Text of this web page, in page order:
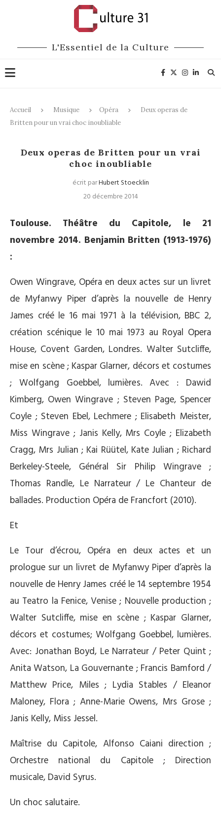
L'Essentiel de la Culture
Accueil Musique Opéra
Deux operas de
Britten pour un vrai choc inoubliable
Deux operas de Britten pour un vrai
choc inoubliable
écrit parHubert Stoecklin
20 décembre 2014
Toulouse. Théâtre du Capitole, le 21
novembre 2014. Benjamin Britten (1913-1976)
:
Owen Wingrave, Opéra en deux actes sur un livret
de Myfanwy Piper d’après la nouvelle de Henry
James créé le 16 mai 1971 à la télévision, BBC 2,
création scénique le 10 mai 1973 au Royal Opera
House, Covent Garden, Londres. Walter Sutcliffe,
mise en scène ; Kaspar Glarner, décors et costumes
; Wolfgang Goebbel, lumières. Avec : Dawid
Kimberg, Owen Wingrave ; Steven Page, Spencer
Coyle ; Steven Ebel, Lechmere ; Elisabeth Meister,
Miss Wingrave ; Janis Kelly, Mrs Coyle ; Elizabeth
Cragg, Mrs Julian ; Kai Rüütel, Kate Julian ; Richard
Berkeley-Steele, Général Sir Philip Wingrave ;
Thomas Randle, Le Narrateur / Le Chanteur de
ballades. Production Opéra de Francfort (2010).
Et
Le Tour d’écrou, Opéra en deux actes et un
prologue sur un livret de Myfanwy Piper d’après la
nouvelle de Henry James créé le 14 septembre 1954
au Teatro la Fenice, Venise ; Nouvelle production ;
Walter Sutcliffe, mise en scène ; Kaspar Glarner,
décors et costumes; Wolfgang Goebbel, lumières.
Avec: Jonathan Boyd, Le Narrateur / Peter Quint ;
Anita Watson, La Gouvernante ; Francis Bamford /
Matthew Price, Miles ; Lydia Stables / Eleanor
Maloney, Flora ; Anne-Marie Owens, Mrs Grose ;
Janis Kelly, Miss Jessel.
Maîtrise du Capitole, Alfonso Caiani direction ;
Orchestre national du Capitole ; Direction
musicale, David Syrus.
Un choc salutaire.